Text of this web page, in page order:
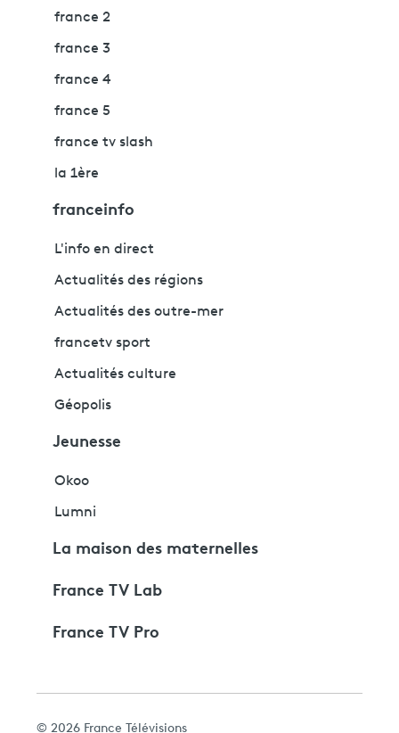
france 2
france 3
france 4
france 5
france tv slash
la 1ère
franceinfo
L'info en direct
Actualités des régions
Actualités des outre-mer
francetv sport
Actualités culture
Géopolis
Jeunesse
Okoo
Lumni
La maison des maternelles
France TV Lab
France TV Pro
© 2026 France Télévisions